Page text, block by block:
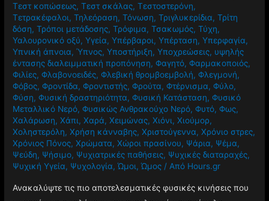
Τεστ κοπώσεως,Τεστ σκάλας,Τεστοστερόνη,
Τετρακέφαλοι,Τηλεόραση,Τόνωση,Τριγλυκερίδια,Τρίτη
δόση,Τρόποι μετάδοσης,Τρόφιμα,Τσακωμός,Τύχη,
Υαλουρονικό οξύ,Υγεία,Υπέρβαροι,Υπέρταση,Υπερφαγία,
Υπνική άπνοια,Ύπνος,Υποστήριξη,Υποχρεώσεις, υψηλής
έντασης διαλειμματική προπόνηση,Φαγητό,Φαρμακοποιός,
Φιλίες,Φλαβονοειδές,Φλεβική θρομβοεμβολή,Φλεγμονή,
Φόβος,Φροντίδα,Φροντιστής,Φρούτα,Φτέρνισμα,Φύλο,
Φύση,Φυσική δραστηριότητα,Φυσική Κατάσταση,Φυσικό
Μεταλλικό Νερό,Φυσικώς Ανθρακούχο Νερό,Φυτό,Φως,
Χαλάρωση,Χάπι,Χαρά,Χειμώνας,Χιόνι,Χιούμορ,
Χοληστερόλη,Χρήση κάνναβης,Χριστούγεννα,Χρόνιο στρες,
Χρόνιος Πόνος,Χρώματα,Χώροι πρασίνου, Ψάρια, Ψέμα,
Ψεύδη, Ψήσιμο, Ψυχιατρικές παθήσεις, Ψυχικές διαταραχές,
Ψυχική Υγεία, Ψυχολογία,Ώμοι,Ώμος / Από Hours.gr
Ανακαλύψτε τις πιο αποτελεσματικές φυσικές κινήσεις που